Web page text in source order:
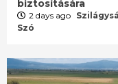
biztosítására
2 days ago
Szó